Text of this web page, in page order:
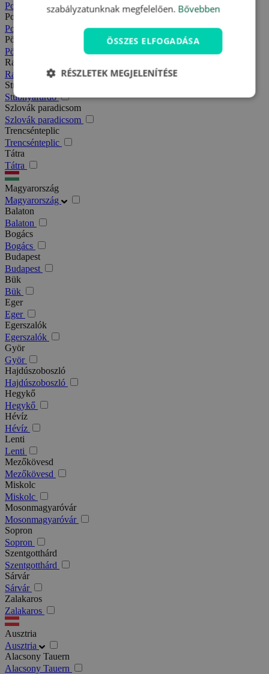
Podhajska
Pozsony
Pozsony
Pöstyén
Pöstyén
Rajecfürdő
Rajecfürdő
Stubnyafürdő
Stubnyafürdő
Szlovák paradicsom
Szlovák paradicsom
Trencsénteplic
Trencsénteplic
Tátra
Tátra
Magyarország
Magyarország
Balaton
Balaton
Bogács
Bogács
Budapest
Budapest
Bük
Bük
Eger
Eger
Egerszalók
Egerszalók
Györ
Györ
Hajdúszoboszló
Hajdúszoboszló
Hegykő
Hegykő
Hévíz
Hévíz
Lenti
Lenti
Mezőkövesd
Mezőkövesd
Miskolc
Miskolc
Mosonmagyaróvár
Mosonmagyaróvár
Sopron
Sopron
Szentgotthárd
Szentgotthárd
Sárvár
Sárvár
Zalakaros
Zalakaros
Ausztria
Ausztria
Alacsony Tauern
Alacsony Tauern
szabályzatunknak megfelelően. Bővebben
ÖSSZES ELFOGADÁSA
RÉSZLETEK MEGJELENÍTÉSE